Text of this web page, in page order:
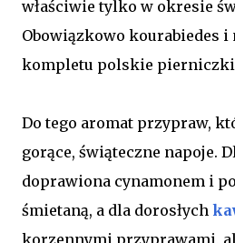
właściwie tylko w okresie
Obowiązkowo kourabiedes i
kompletu polskie
Do tego aromat przypraw,
gorące, świąteczne napoje.
doprawiona cynamonem i
śmietaną, a dla dorosłych